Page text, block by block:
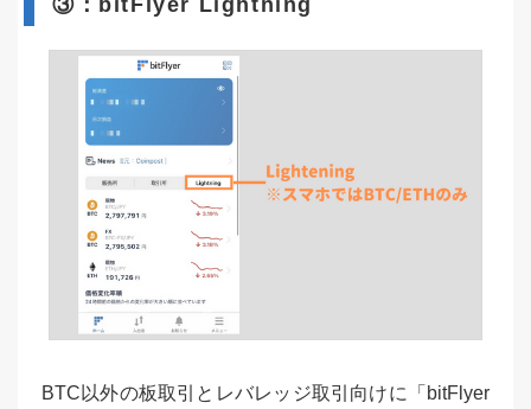
③：bitFlyer Lightning
BTC以外の板取引とレバレッジ取引向けに「bitFlyer